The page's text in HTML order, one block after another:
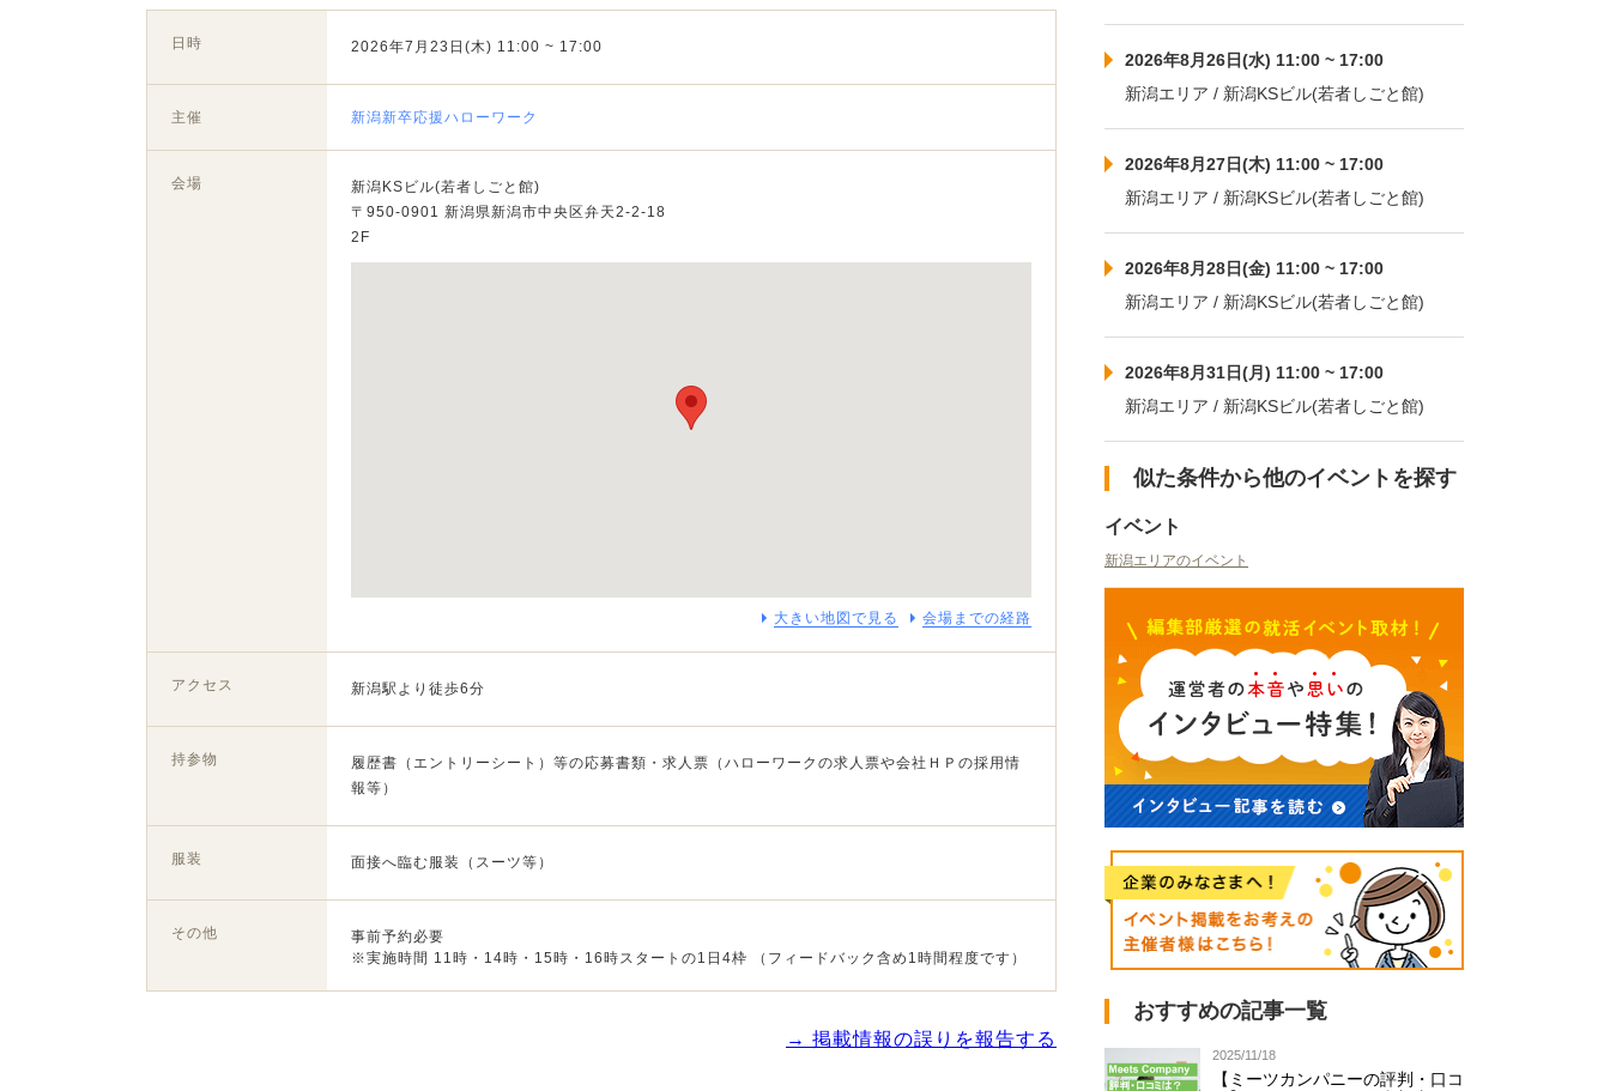
日時 2026年7月23日(木) 11:00 ~ 17:00
主催 新潟新卒応援ハローワーク
会場
新潟KSビル(若者しごと館)
〒950-0901 新潟県新潟市中央区弁天2-2-18
2F
大きい地図で見る 会場までの経路
アクセス 新潟駅より徒歩6分
持参物
履歴書（エントリーシート）等の応募書類・求人票（ハローワークの求人票や会社ＨＰの採用情
報等）
服装 面接へ臨む服装（スーツ等）
その他
事前予約必要
※実施時間 11時・14時・15時・16時スタートの1日4枠 （フィードバック含め1時間程度です）
→ 掲載情報の誤りを報告する
2026年8月26日(水) 11:00 ~ 17:00
新潟エリア / 新潟KSビル(若者しごと館)
2026年8月27日(木) 11:00 ~ 17:00
新潟エリア / 新潟KSビル(若者しごと館)
2026年8月28日(金) 11:00 ~ 17:00
新潟エリア / 新潟KSビル(若者しごと館)
2026年8月31日(月) 11:00 ~ 17:00
新潟エリア / 新潟KSビル(若者しごと館)
似た条件から他のイベントを探す
イベント
新潟エリアのイベント
おすすめの記事一覧
2025/11/18
【ミーツカンパニーの評判・口コ